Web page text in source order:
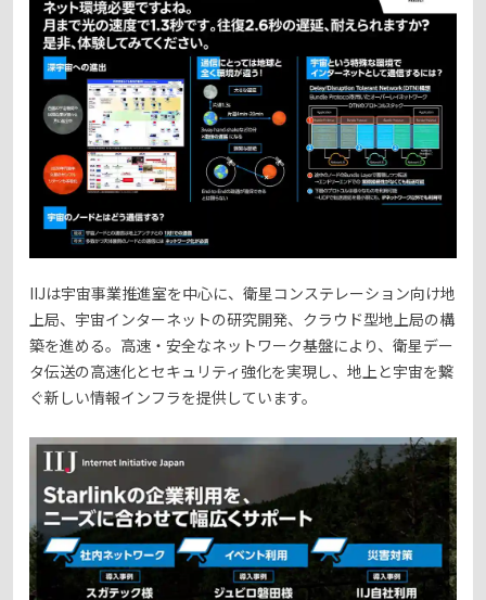
IIJは宇宙事業推進室を中心に、衛星コンステレーション向け地
上局、宇宙インターネットの研究開発、クラウド型地上局の構
築を進める。高速・安全なネットワーク基盤により、衛星デー
タ伝送の高速化とセキュリティ強化を実現し、地上と宇宙を繋
ぐ新しい情報インフラを提供しています。